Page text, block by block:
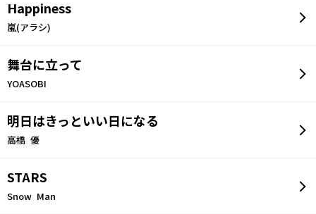
Happiness
嵐(アラシ)
舞台に立って
YOASOBI
明日はきっといい日になる
高橋 優
STARS
Snow Man